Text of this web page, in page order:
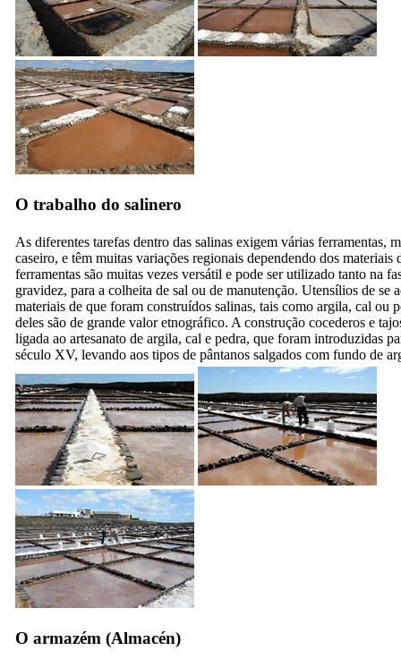
O trabalho do salinero
As diferentes tarefas dentro das salinas exigem várias ferramentas,
caseiro, e têm muitas variações regionais dependendo dos materiais
ferramentas são muitas vezes versátil e pode ser utilizado tanto na
gravidez, para a colheita de sal ou de manutenção. Utensílios de se
materiais de que foram construídos salinas, tais como argila, cal ou
deles são de grande valor etnográfico. A construção cocederos e
ligada ao artesanato de argila, cal e pedra, que foram introduzidas
século XV, levando aos tipos de pântanos salgados com fundo de
O armazém (Almacén)